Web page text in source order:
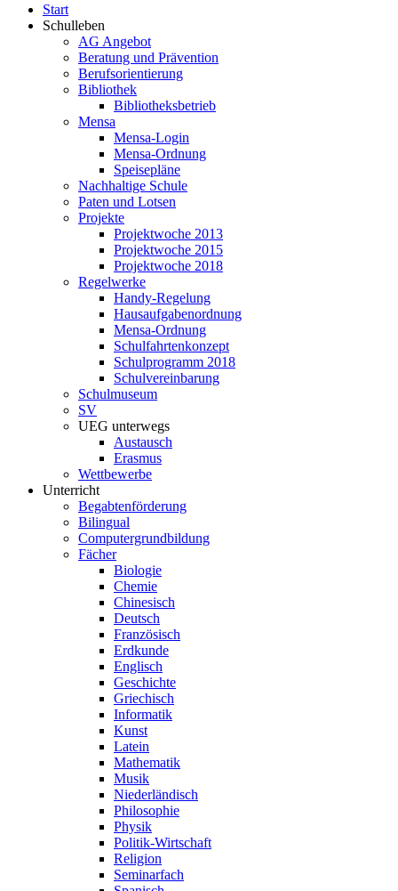
Start
Schulleben
AG Angebot
Beratung und Prävention
Berufsorientierung
Bibliothek
Bibliotheksbetrieb
Mensa
Mensa-Login
Mensa-Ordnung
Speisepläne
Nachhaltige Schule
Paten und Lotsen
Projekte
Projektwoche 2013
Projektwoche 2015
Projektwoche 2018
Regelwerke
Handy-Regelung
Hausaufgabenordnung
Mensa-Ordnung
Schulfahrtenkonzept
Schulprogramm 2018
Schulvereinbarung
Schulmuseum
SV
UEG unterwegs
Austausch
Erasmus
Wettbewerbe
Unterricht
Begabtenförderung
Bilingual
Computergrundbildung
Fächer
Biologie
Chemie
Chinesisch
Deutsch
Französisch
Erdkunde
Englisch
Geschichte
Griechisch
Informatik
Kunst
Latein
Mathematik
Musik
Niederländisch
Philosophie
Physik
Politik-Wirtschaft
Religion
Seminarfach